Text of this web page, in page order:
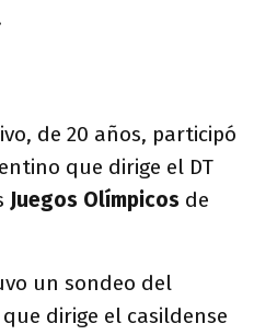
de 20 años, participó
que dirige el DT
Juegos Olímpicos de
un sondeo del
que dirige el casildense